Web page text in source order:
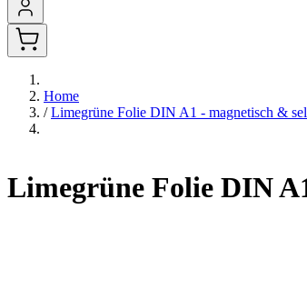
Home
/ Limegrüne Folie DIN A1 - magnetisch &
Limegrüne Folie DIN